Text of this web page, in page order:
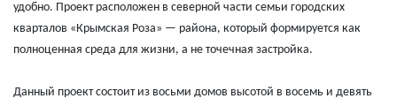
удобно. Проект расположен в северной части семьи городских
кварталов «Крымская Роза» — района, который формируется как
полноценная среда для жизни, а не точечная застройка.
Данный проект состоит из восьми домов высотой в восемь и девять